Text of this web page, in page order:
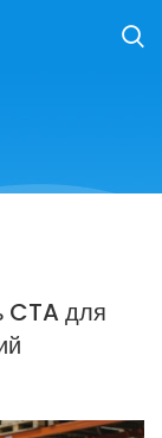
CTA для